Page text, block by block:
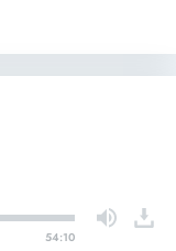
54:10